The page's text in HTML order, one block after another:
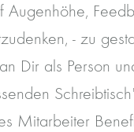
Augenhöhe,
- zu
Dir als Person
Mitarbeiter